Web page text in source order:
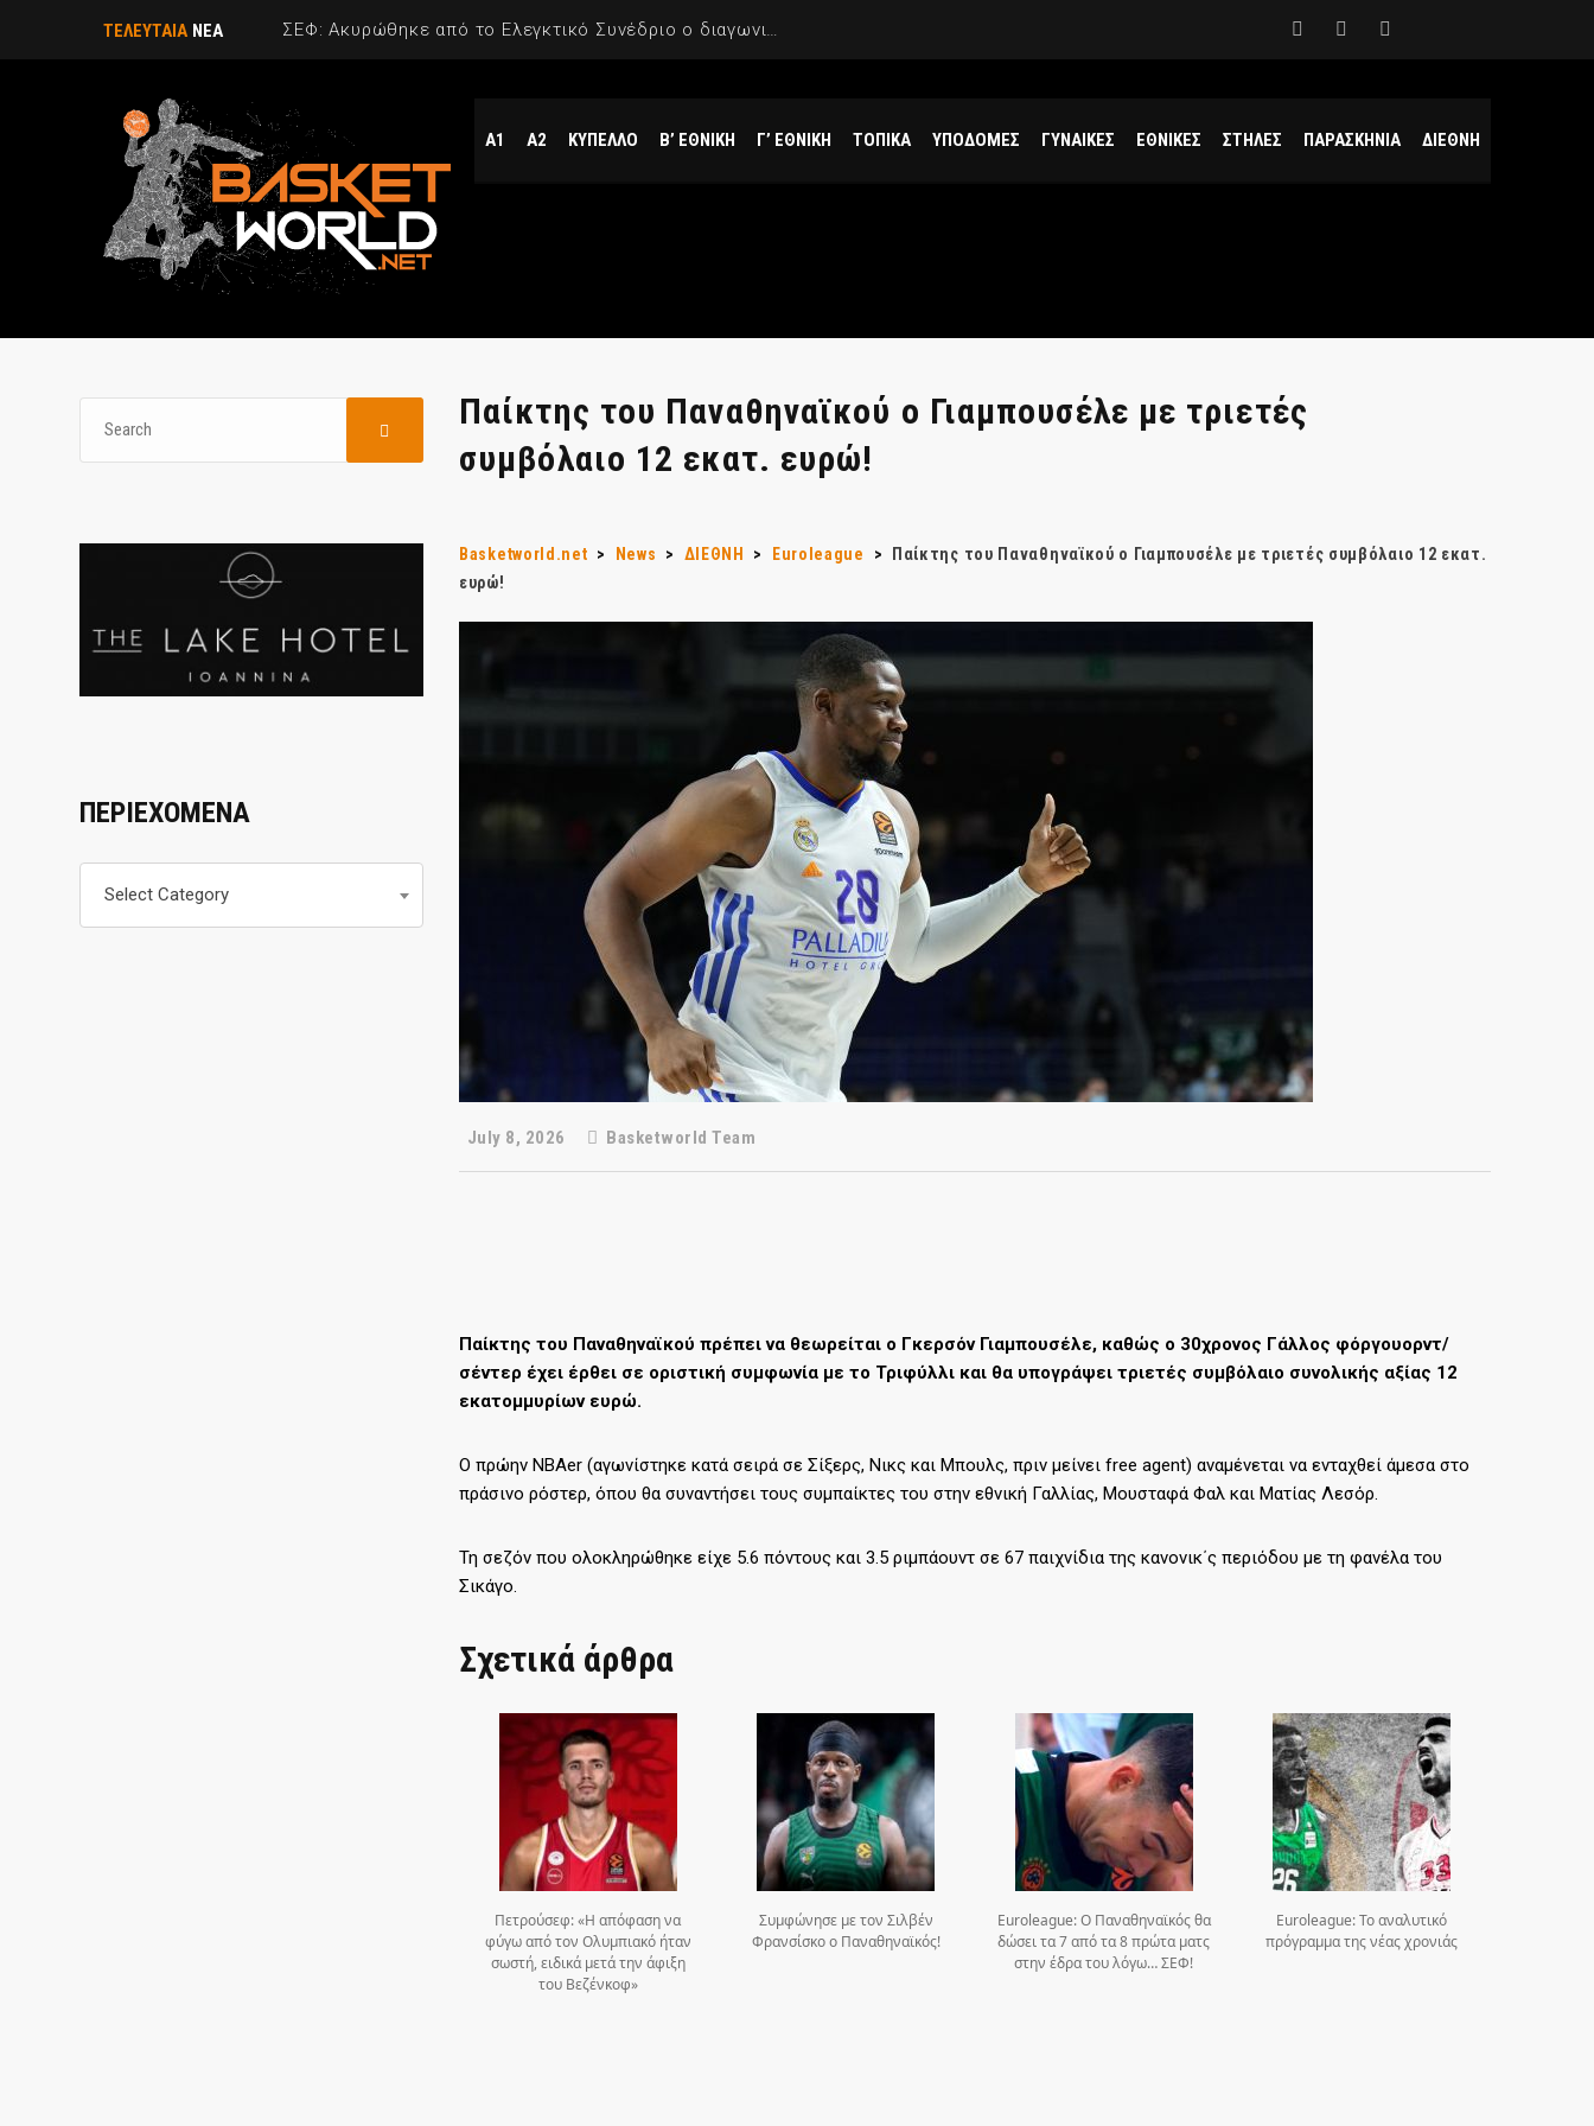
ΤΕΛΕΥΤΑΙΑ ΝΕΑ ΣΕΦ: Ακυρώθηκε από το Ελεγκτικό Συνέδριο ο διαγωνισμός για την ενεργειακή αναβάθμισή του, επαναπροκηρύσσεται το έργο
Α1 Α2 ΚΥΠΕΛΛΟ Β’ ΕΘΝΙΚΗ Γ’ ΕΘΝΙΚΗ ΤΟΠΙΚΑ ΥΠΟΔΟΜΕΣ ΓΥΝΑΙΚΕΣ ΕΘΝΙΚΕΣ ΣΤΗΛΕΣ ΠΑΡΑΣΚΗΝΙΑ ΔΙΕΘΝΗ
Παίκτης του Παναθηναϊκού ο Γιαμπουσέλε με τριετές
συμβόλαιο 12 εκατ. ευρώ!
Basketworld.net > News > ΔΙΕΘΝΗ > Euroleague >
Παίκτης του Παναθηναϊκού ο Γιαμπουσέλε με τριετές συμβόλαιο 12 εκατ.
ευρώ!
July 8, 2026 Basketworld Team
Παίκτης του Παναθηναϊκού πρέπει να θεωρείται ο Γκερσόν Γιαμπουσέλε, καθώς o 30χρονος Γάλλος φόργουορντ/
σέντερ έχει έρθει σε οριστική συμφωνία με το Τριφύλλι και θα υπογράψει τριετές συμβόλαιο συνολικής αξίας 12
εκατομμυρίων ευρώ.
Ο πρώην NBAer (αγωνίστηκε κατά σειρά σε Σίξερς, Νικς και Μπουλς, πριν μείνει free agent) αναμένεται να ενταχθεί άμεσα στο
πράσινο ρόστερ, όπου θα συναντήσει τους συμπαίκτες του στην εθνική Γαλλίας, Μουσταφά Φαλ και Ματίας Λεσόρ.
Τη σεζόν που ολοκληρώθηκε είχε 5.6 πόντους και 3.5 ριμπάουντ σε 67 παιχνίδια της κανονικ΄ς περιόδου με τη φανέλα του
Σικάγο.
Σχετικά άρθρα
Πετρούσεφ: «Η απόφαση να
φύγω από τον Ολυμπιακό ήταν
σωστή, ειδικά μετά την άφιξη
του Βεζένκοφ»
Συμφώνησε με τον Σιλβέν
Φρανσίσκο ο Παναθηναϊκός!
Euroleague: Ο Παναθηναϊκός θα
δώσει τα 7 από τα 8 πρώτα ματς
στην έδρα του λόγω… ΣΕΦ!
Euroleague: Το αναλυτικό
πρόγραμμα της νέας χρονιάς
ΠΕΡΙΕΧΟΜΕΝΑ
Select Category